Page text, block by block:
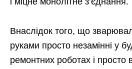
Внаслідок того, що
руками просто незамінні у
ремонтних роботах і просто